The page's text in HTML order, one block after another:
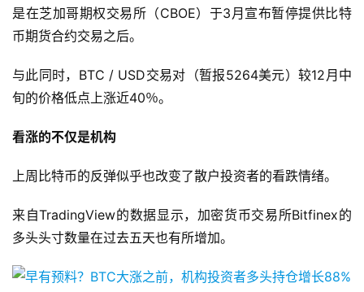
是在芝加哥期权交易所（CBOE）于3月宣布暂停提供比特
币期货合约交易之后。
与此同时，BTC / USD交易对（暂报5264美元）较12月中
旬的价格低点上涨近40％。
看涨的不仅是机构
上周比特币的反弹似乎也改变了散户投资者的看跌情绪。
来自TradingView的数据显示，加密货币交易所Bitfinex的
多头头寸数量在过去五天也有所增加。